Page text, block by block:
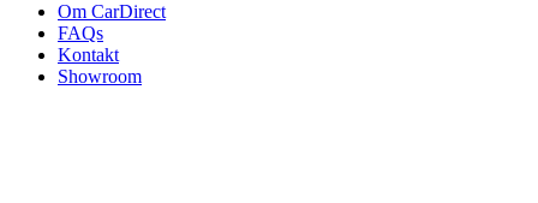
Om CarDirect
FAQs
Kontakt
Showroom